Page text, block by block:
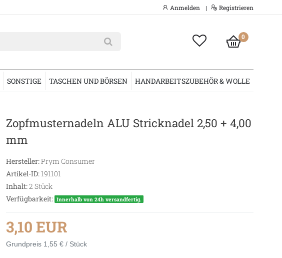
Anmelden | Registrieren
0
SONSTIGE TASCHEN UND BÖRSEN HANDARBEITSZUBEHÖR & WOLLE
Zopfmusternadeln ALU Stricknadel 2,50 + 4,00
mm
Hersteller:Prym Consumer
Artikel-ID:191101
Inhalt:2 Stück
Verfügbarkeit: Innerhalb von 24h versandfertig.
3,10 EUR
Grundpreis 1,55 € / Stück